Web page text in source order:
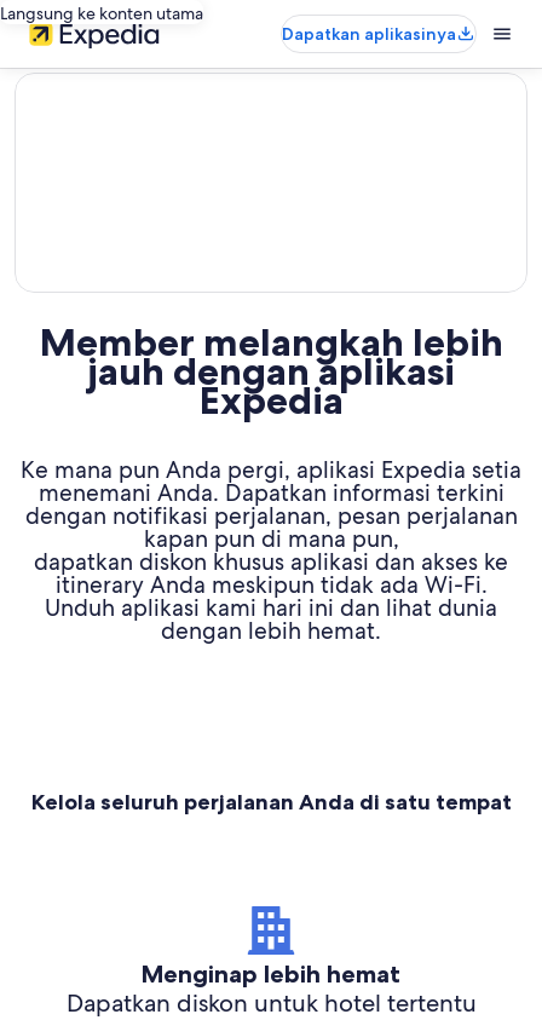
Langsung ke konten utama
Dapatkan aplikasinya
editorial
Member melangkah lebih
jauh dengan aplikasi
Expedia
Ke mana pun Anda pergi, aplikasi Expedia setia
menemani Anda. Dapatkan informasi terkini
dengan notifikasi perjalanan, pesan perjalanan
kapan pun di mana pun,
dapatkan diskon khusus aplikasi dan akses ke
itinerary Anda meskipun tidak ada Wi-Fi.
Unduh aplikasi kami hari ini dan lihat dunia
dengan lebih hemat.
Kelola seluruh perjalanan Anda di satu tempat
Menginap lebih hemat
Dapatkan diskon untuk hotel tertentu